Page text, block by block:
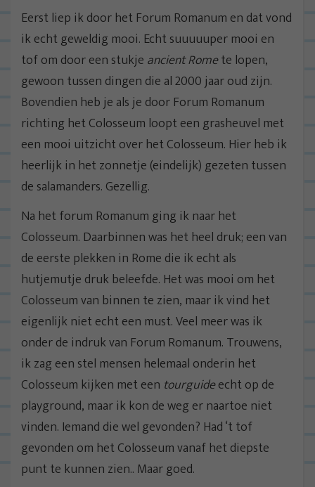
Eerst liep ik door het Forum Romanum en dat vond
ik echt geweldig mooi. Echt suuuuuper mooi en
tof om door een stukje ancient Romete lopen,
gewoon tussen dingen die al 2000 jaar oud zijn.
Bovendien heb je als je door Forum Romanum
richting het Colosseum loopt een grasheuvel met
een mooi uitzicht over het Colosseum. Hier heb ik
heerlijk in het zonnetje (eindelijk) gezeten tussen
de salamanders. Gezellig.
Na het forum Romanum ging ik naar het
Colosseum. Daarbinnen was het heel druk; een van
de eerste plekken in Rome die ik echt als
hutjemutje druk beleefde. Het was mooi om het
Colosseum van binnen te zien, maar ik vind het
eigenlijk niet echt een must. Veel meer was ik
onder de indruk van Forum Romanum. Trouwens,
ik zag een stel mensen helemaal onderin het
Colosseum kijken met een tourguideecht op de
playground, maar ik kon de weg er naartoe niet
vinden. Iemand die wel gevonden? Had ‘t tof
gevonden om het Colosseum vanaf het diepste
punt te kunnen zien.. Maar goed.